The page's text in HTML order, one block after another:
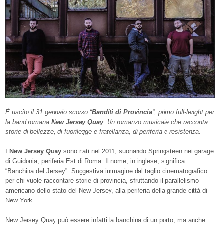
È uscito il 31 gennaio scorso “Banditi di Provincia“, primo full-lenght per
la band romana New Jersey Quay. Un romanzo musicale che racconta
storie di bellezze, di fuorilegge e fratellanza, di periferia e resistenza.
New Jersey Quay sono nati nel 2011, suonando Springsteen nei garage
di Guidonia, periferia Est di Roma. Il nome, in inglese, significa
“Banchina del Jersey”. Suggestiva immagine dal taglio cinematografico
per chi vuole raccontare storie di provincia, sfruttando il parallelismo
americano dello stato del New Jersey, alla periferia della grande città di
New York.
New Jersey Quay può essere infatti la banchina di un porto, ma anche